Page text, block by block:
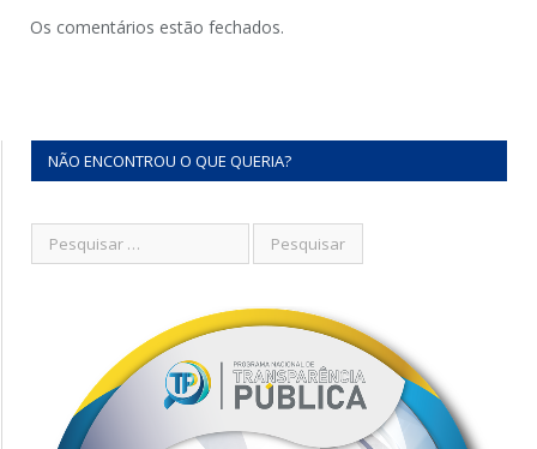
Os comentários estão fechados.
NÃO ENCONTROU O QUE QUERIA?